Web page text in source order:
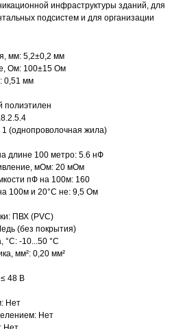
инфраструктуры зданий, для
подсистем и для организации
мм: 5,2±0,2 мм
Ом: 100±15 Ом
0,51 мм
полиэтилен
1 (однопроволочная жила)
длине 100 метро: 5.6 нФ
мОм: 20 мОм
пФ на 100м: 160
100м и 20°С не: 9,5 Ом
ПВХ (PVC)
(без покрытия)
-10...50 °C
мм²: 0,20 мм²
48 В
Нет
Нет